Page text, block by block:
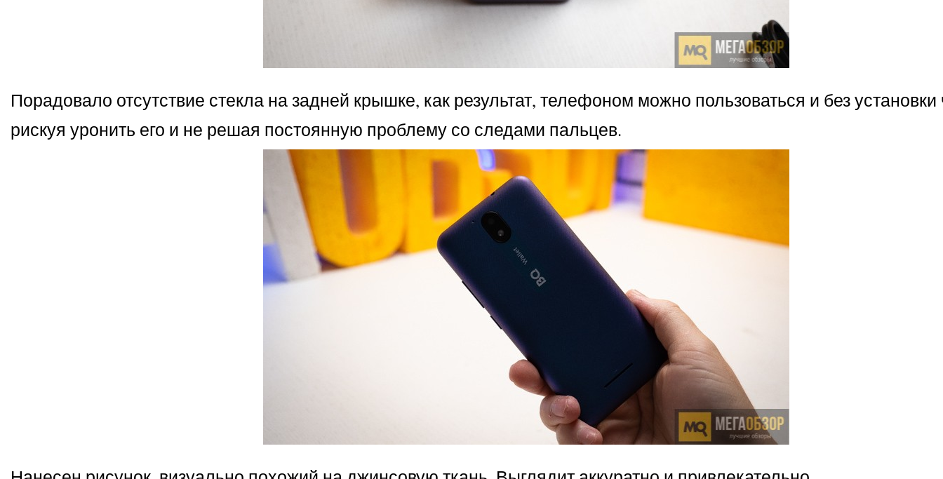
Порадовало отсутствие стекла на задней крышке, как результат, телефоном можно пользоваться и без установки
рискуя уронить его и не решая постоянную проблему со следами пальцев.